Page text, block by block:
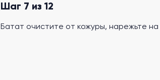
Шаг 7 из 12
Батат очистите от кожуры, нарежьте на